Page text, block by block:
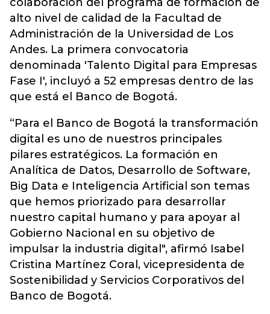
alto nivel de calidad de la Facultad de
Administración de la Universidad de Los
Andes. La primera convocatoria
denominada 'Talento Digital para Empresas
Fase I', incluyó a 52 empresas dentro de las
que está el Banco de Bogotá.
“Para el Banco de Bogotá la transformación
digital es uno de nuestros principales
pilares estratégicos. La formación en
Analítica de Datos, Desarrollo de Software,
Big Data e Inteligencia Artificial son temas
que hemos priorizado para desarrollar
nuestro capital humano y para apoyar al
Gobierno Nacional en su objetivo de
impulsar la industria digital", afirmó Isabel
Cristina Martínez Coral, vicepresidenta de
Sostenibilidad y Servicios Corporativos del
Banco de Bogotá.